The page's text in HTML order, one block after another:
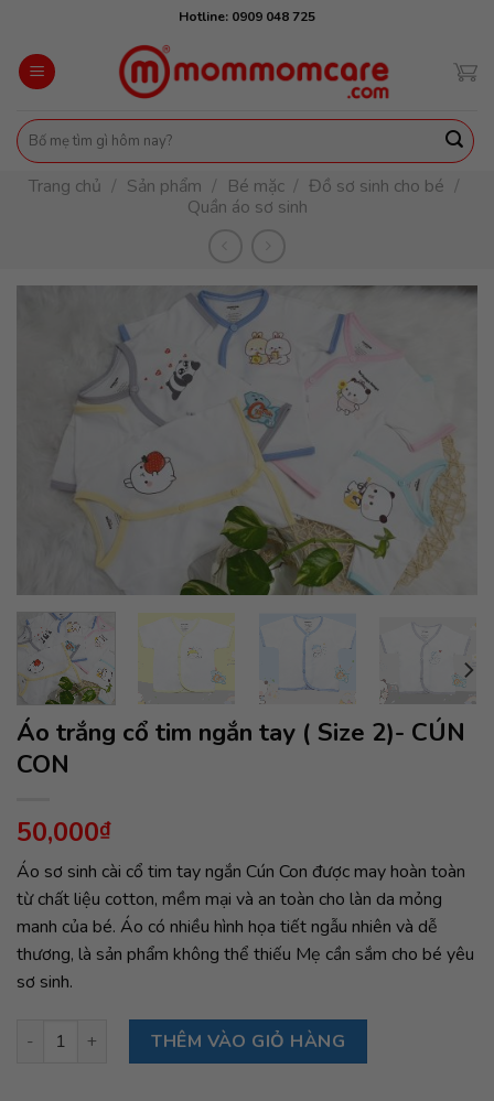
content
Hotline: 0909 048 725
Tìm
kiếm:
Trang chủ / Sản phẩm / Bé mặc / Đồ sơ sinh cho bé /
Quần áo sơ sinh
Áo trắng cổ tim ngắn tay ( Size 2)- CÚN
CON
50,000₫
Áo sơ sinh cài cổ tim tay ngắn Cún Con được may hoàn toàn
từ chất liệu cotton, mềm mại và an toàn cho làn da mỏng
manh của bé. Áo có nhiều hình họa tiết ngẫu nhiên và dễ
thương, là sản phẩm không thể thiếu Mẹ cần sắm cho bé yêu
sơ sinh.
Áo trắng cổ tim ngắn tay ( Size 2)- CÚN CON số lượng
THÊM VÀO GIỎ HÀNG